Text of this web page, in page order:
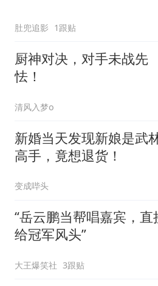
肚兜追影 1跟贴
厨神对决，对手未战先
怯！
清风入梦o
新婚当天发现新娘是武
高手，竟想退货！
变成哔头
“岳云鹏当帮唱嘉宾，直
给冠军风头”
大王爆笑社 3跟贴